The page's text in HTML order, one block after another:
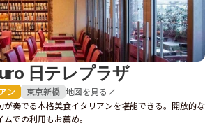
日テレプラザ
ン 東京新橋 地図を見る↗
が奏でる本格美食イタリアンを堪能できる。開放的な
での利用もお薦め。